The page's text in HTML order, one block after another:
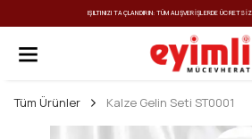
IŞILTINIZI TAÇLANDIRIN: TÜM ALIŞVERIŞLERDE
Tüm Ürünler Kalze Gelin Seti ST0001